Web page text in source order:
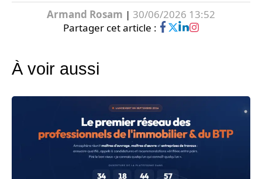
Armand Rosam | 30/06/2026 13:52
Partager cet article :
À voir aussi